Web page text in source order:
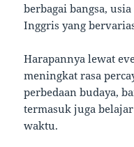
berbagai bangsa,
Inggris yang
Harapannya lewat
meningkat rasa
perbedaan budaya,
termasuk juga
waktu.